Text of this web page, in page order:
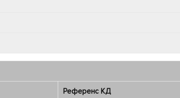
Референс КД